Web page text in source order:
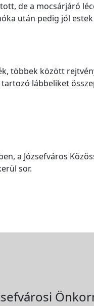
de a mocsárjáró
után pedig jól
többek között
lábbeliket
a Józsefváros
sor.